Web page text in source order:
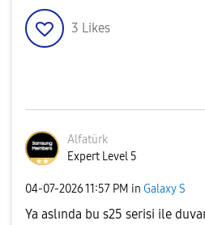
3 Likes
Alfatürk
Expert Level 5
‎04-07-202611:57 PM in Galaxy S
Ya aslında bu s25 serisi ile